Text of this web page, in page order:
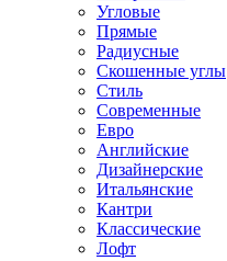
Угловые
Прямые
Радиусные
Скошенные углы
Стиль
Современные
Евро
Английские
Дизайнерские
Итальянские
Кантри
Классические
Лофт